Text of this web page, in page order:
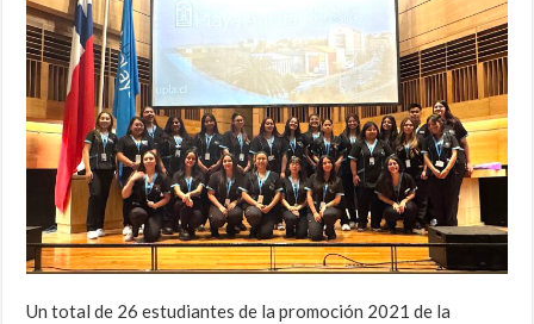
Un total de 26 estudiantes de la promoción 2021 de la